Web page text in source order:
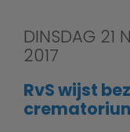
DINSDAG 21
2017
RvS wijst